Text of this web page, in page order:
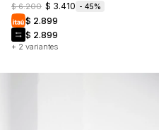
+ 2 variantes
$ 6.200 $ 3.410 45
$ 2.899
$ 2.899